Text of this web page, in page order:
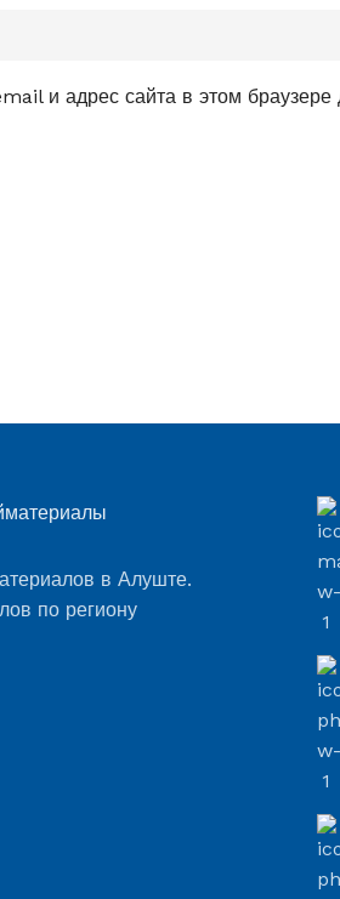
и адрес сайта в этом
в Алуште.
по региону